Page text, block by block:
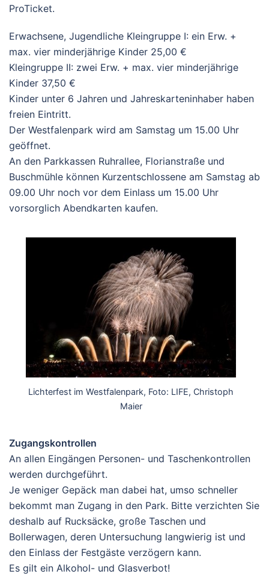
ProTicket.
Erwachsene, Jugendliche Kleingruppe I: ein Erw. +
max. vier minderjährige Kinder 25,00 €
Kleingruppe II: zwei Erw. + max. vier minderjährige
Kinder 37,50 €
Kinder unter 6 Jahren und Jahreskarteninhaber haben
freien Eintritt.
Der Westfalenpark wird am Samstag um 15.00 Uhr
geöffnet.
An den Parkkassen Ruhrallee, Florianstraße und
Buschmühle können Kurzentschlossene am Samstag ab
09.00 Uhr noch vor dem Einlass um 15.00 Uhr
vorsorglich Abendkarten kaufen.
Lichterfest im Westfalenpark, Foto: LIFE, Christoph
Maier
Zugangskontrollen
An allen Eingängen Personen- und Taschenkontrollen
werden durchgeführt.
Je weniger Gepäck man dabei hat, umso schneller
bekommt man Zugang in den Park. Bitte verzichten Sie
deshalb auf Rucksäcke, große Taschen und
Bollerwagen, deren Untersuchung langwierig ist und
den Einlass der Festgäste verzögern kann.
Es gilt ein Alkohol- und Glasverbot!